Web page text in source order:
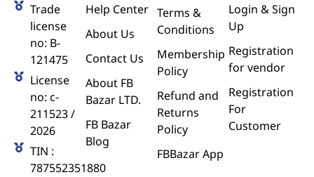
Trade
license
no: B-
121475
License
no: c-
211523 /
2026
TIN :
787552351880
Help Center
About Us
Contact Us
About FB
Bazar LTD.
FB Bazar
Blog
Terms &
Conditions
Membership
Policy
Refund and
Returns
Policy
FBBazar App
Login & Sign
Up
Registration
for vendor
Registration
For
Customer